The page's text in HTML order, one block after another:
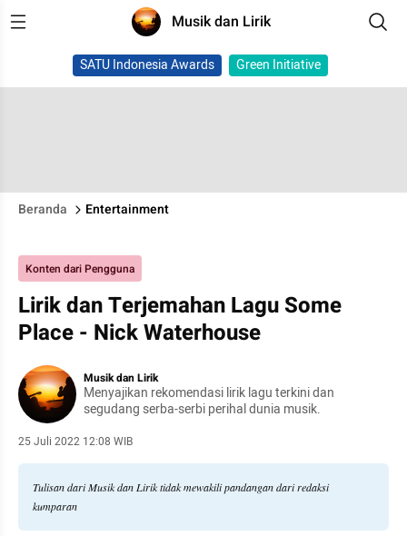
Musik dan Lirik
SATU Indonesia Awards Green Initiative
Beranda Entertainment
Konten dari Pengguna
Lirik dan Terjemahan Lagu Some
Place - Nick Waterhouse
Musik dan Lirik
Menyajikan rekomendasi lirik lagu terkini dan
segudang serba-serbi perihal dunia musik.
25 Juli 2022 12:08 WIB
Tulisan dari Musik dan Lirik tidak mewakili pandangan dari redaksi
kumparan